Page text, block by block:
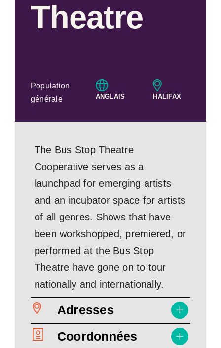
Theatre
Population
générale
ANGLAIS HALIFAX
The Bus Stop Theatre
Cooperative serves as a
launchpad for emerging artists
and an incubator space for artists
of all genres. Shows that have
been workshopped, premiered, or
performed at the Bus Stop
Theatre have gone on to tour
nationally and internationally.
Adresses
Coordonnées